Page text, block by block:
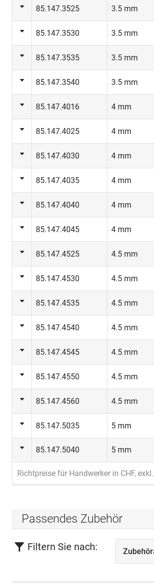
85.147.3525 3.5 mm
85.147.3530 3.5 mm
85.147.3535 3.5 mm
85.147.3540 3.5 mm
85.147.4016 4 mm
85.147.4025 4 mm
85.147.4030 4 mm
85.147.4035 4 mm
85.147.4040 4 mm
85.147.4045 4 mm
85.147.4525 4.5 mm
85.147.4530 4.5 mm
85.147.4535 4.5 mm
85.147.4540 4.5 mm
85.147.4545 4.5 mm
85.147.4550 4.5 mm
85.147.4560 4.5 mm
85.147.5035 5 mm
85.147.5040 5 mm
Richtpreise für Handwerker in CHF,
Passendes Zubehör
Filtern Sie nach: